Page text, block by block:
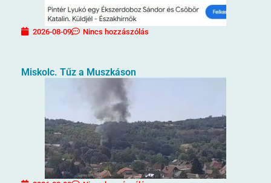
2026-08-09 Nincs hozzászólás
Miskolc. Tűz a Muszkáson